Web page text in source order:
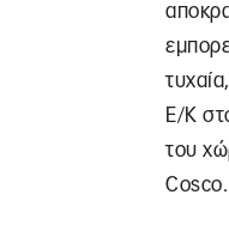
Ε/Κ
του
Cosco.